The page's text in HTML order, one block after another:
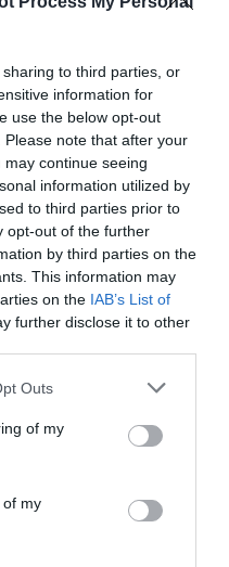
to third parties, or
information for
use the below opt-out
note that after your
continue seeing
information utilized by
to third parties prior to
opt-out of the further
by third parties on the
This information may
on the IAB’s List of
further disclose it to other
Outs
of my
of my
vianants o
a font preferida de
notícies d'actualitat